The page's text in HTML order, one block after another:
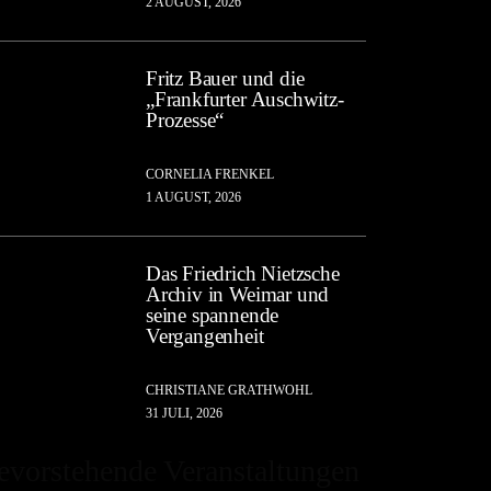
Fritz Bauer und die
„Frankfurter Auschwitz-
Prozesse“
CORNELIA FRENKEL
1 AUGUST, 2026
Das Friedrich Nietzsche
Archiv in Weimar und
seine spannende
Vergangenheit
CHRISTIANE GRATHWOHL
31 JULI, 2026